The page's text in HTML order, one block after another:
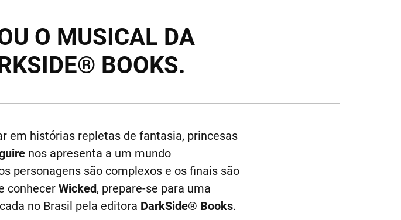
O MUSICAL DA
BOOKS.
em histórias repletas de fantasia, princesas
nos apresenta a um mundo
personagens são complexos e os finais são
conhecer Wicked, prepare-se para uma
no Brasil pela editora DarkSide® Books.